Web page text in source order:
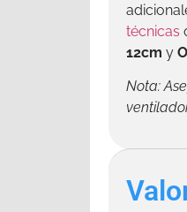
técnicas
12cm y
Nota: